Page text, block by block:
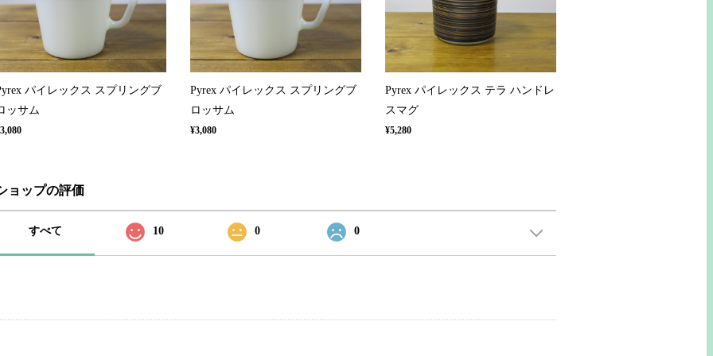
パイレックス スプリングブ
ッサム
Pyrex パイレックス スプリングブ
ロッサム
¥3,080
Pyrex パイレックス テラ ハンドレ
スマグ
¥5,280
ョップの評価
すべて 10 0 0